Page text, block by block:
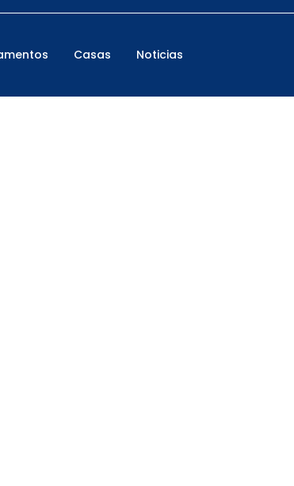
Casas Noticias